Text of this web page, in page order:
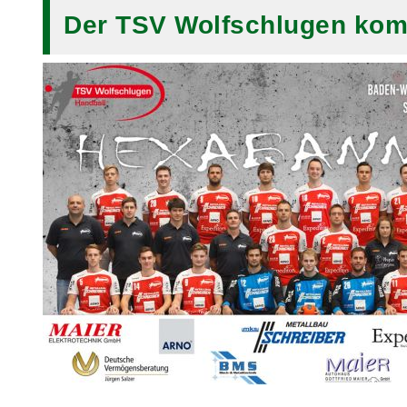
Der TSV Wolfschlugen